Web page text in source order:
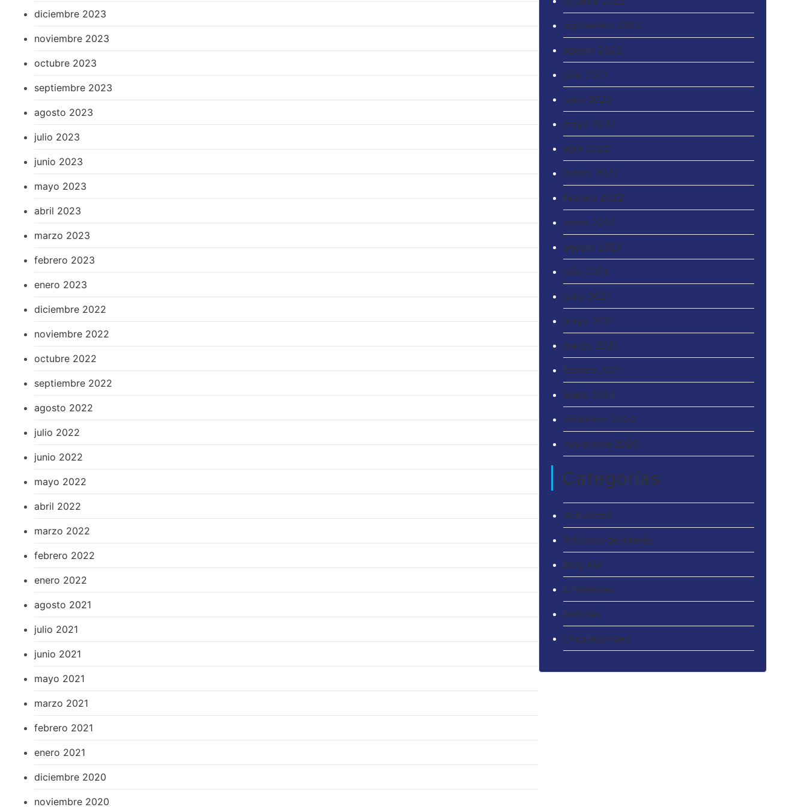
diciembre 2023
noviembre 2023
octubre 2023
septiembre 2023
agosto 2023
julio 2023
junio 2023
mayo 2023
abril 2023
marzo 2023
febrero 2023
enero 2023
diciembre 2022
noviembre 2022
octubre 2022
septiembre 2022
agosto 2022
julio 2022
junio 2022
mayo 2022
abril 2022
marzo 2022
febrero 2022
enero 2022
agosto 2021
julio 2021
junio 2021
mayo 2021
marzo 2021
febrero 2021
enero 2021
diciembre 2020
noviembre 2020
septiembre 2022
agosto 2022
julio 2022
junio 2022
mayo 2022
abril 2022
marzo 2022
febrero 2022
enero 2022
agosto 2021
julio 2021
junio 2021
mayo 2021
marzo 2021
febrero 2021
enero 2021
diciembre 2020
noviembre 2020
Categorías
Actualidad
Artículos de interés
Blog AM
Entrevistas
Noticias
Uncategorized